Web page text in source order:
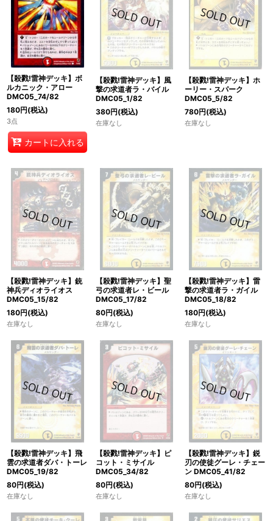
【殺戮!雷神デッキ】ボ
ルカニック・アロー
DMC05_74/82
180円(税込)
3点
カートに入れる
【殺戮!雷神デッキ】風
撃の求道者ラ・バイル
DMC05_1/82
380円(税込)
在庫なし
【殺戮!雷神デッキ】ホ
ーリー・スパーク
DMC05_5/82
780円(税込)
在庫なし
【殺戮!雷神デッキ】銃
神兵ディオライオス
DMC05_15/82
180円(税込)
在庫なし
【殺戮!雷神デッキ】聖
弓の求道者レ・ビール
DMC05_17/82
80円(税込)
在庫なし
【殺戮!雷神デッキ】雷
撃の求道者ラ・ガイル
DMC05_18/82
180円(税込)
在庫なし
【殺戮!雷神デッキ】飛
雲の求道者ダバ・トーレ
DMC05_19/82
80円(税込)
在庫なし
【殺戮!雷神デッキ】ピ
コット・ミサイル
DMC05_34/82
80円(税込)
在庫なし
【殺戮!雷神デッキ】鋭
刃の使徒グーレ・チェー
ン DMC05_41/82
80円(税込)
在庫なし